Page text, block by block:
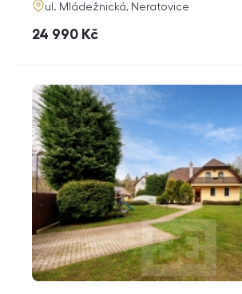
adresa
ul. Mládežnická, Neratovice
cena
24 990 Kč